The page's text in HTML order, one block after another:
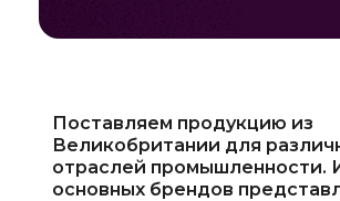
Поставляем продукцию из
Великобритании для
отраслей промышленности.
основных брендов